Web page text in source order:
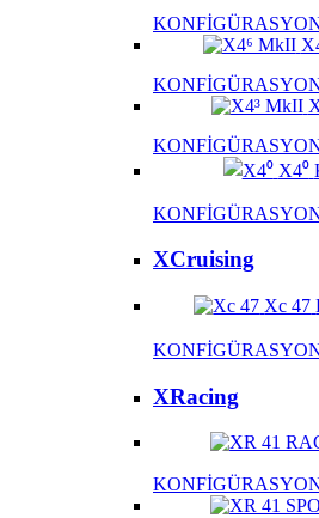
X4⁰
XCruising
Xc 47
XRacing